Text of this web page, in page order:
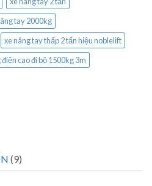
tay 2000kg
xe nâng tay thấp 2 tấn hiệu noblelift
điện cao đi bộ 1500kg 3m
(9)